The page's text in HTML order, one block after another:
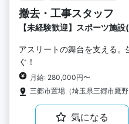
撤去・工事スタッフ
【未経験歓迎】スポーツ施
アスリートの舞台を支える
ぐ！
月給: 280,000円〜
三郷市置場（埼玉県三郷市鷹
気になる